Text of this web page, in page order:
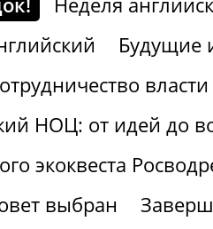
Будущие
НОЦ: от идей до
экоквеста
выбран